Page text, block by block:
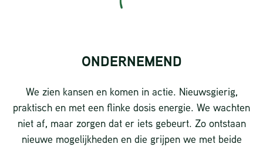
ONDERNEMEND
We zien kansen en komen in actie. Nieuwsgierig,
praktisch en met een flinke dosis energie. We wachten
niet af, maar zorgen dat er iets gebeurt. Zo ontstaan
nieuwe mogelijkheden en die grijpen we met beide